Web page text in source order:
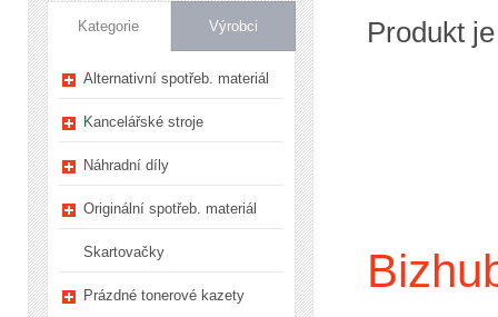
Produkt
Kategorie Výrobci
Alternativní spotřeb. materiál
Kancelářské stroje
Náhradní díly
Originální spotřeb. materiál
Skartovačky
Prázdné tonerové kazety